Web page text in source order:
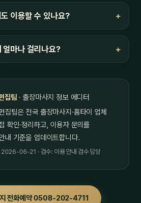
이용할 수 있나요?
얼마나 걸리나요?
집팀 · 출장마사지 정보 에디터
집팀은 전국 출장마사지·홈타이 업체
확인·정리하고, 이용자 문의를
내 기준을 업데이트합니다.
2026-06-21 · 검수: 이용 안내 검수 담당
지 전화예약 0508-202-4711